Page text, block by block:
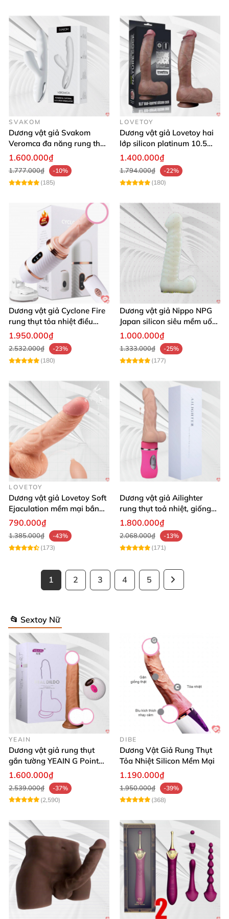
SVAKOM
Dương vật giả Svakom
Veromca đa năng rung thụt
nhánh phụ hút cực mạnh
1.600.000₫
1.777.000₫
-10%
(185)
LOVETOY
Dương vật giả Lovetoy hai
lớp silicon platinum 10.5
inch lớn
1.400.000₫
1.794.000₫
-22%
(180)
Dương vật giả Cyclone Fire
rung thụt tỏa nhiệt điều
khiển từ xa
1.950.000₫
2.532.000₫
-23%
(180)
Dương vật giả Nippo NPG
Japan silicon siêu mềm uốn
cong thoải mái
1.000.000₫
1.333.000₫
-25%
(177)
LOVETOY
Dương vật giả Lovetoy Soft
Ejaculation mềm mại bắn
nước
790.000₫
1.385.000₫
-43%
(173)
Dương vật giả Ailighter
rung thụt toả nhiệt, giống
thật cực phê
1.800.000₫
2.068.000₫
-13%
(171)
1 2 3 4 5
📂 Sextoy Nữ
YEAIN
Dương vật giả rung thụt
gắn tường YEAIN G Point
tỏa nhiệt điều khiển từ xa
1.600.000₫
2.539.000₫
-37%
(2,590)
DIBE
Dương Vật Giả Rung Thụt
Tỏa Nhiệt Silicon Mềm Mại
1.190.000₫
1.950.000₫
-39%
(368)